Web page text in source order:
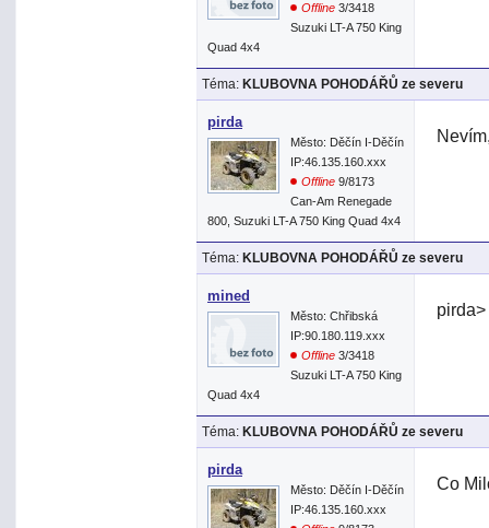
Offline 3/3418
Suzuki LT-A 750 King
Quad 4x4
Téma: KLUBOVNA POHODÁŘŮ ze severu
pirda
Město: Děčín I-Děčín
IP:46.135.160.xxx
Offline 9/8173
Can-Am Renegade
800, Suzuki LT-A 750 King Quad 4x4
Téma: KLUBOVNA POHODÁŘŮ ze severu
mined
Město: Chřibská
IP:90.180.119.xxx
Offline 3/3418
Suzuki LT-A 750 King
Quad 4x4
Téma: KLUBOVNA POHODÁŘŮ ze severu
pirda
Město: Děčín I-Děčín
IP:46.135.160.xxx
Co